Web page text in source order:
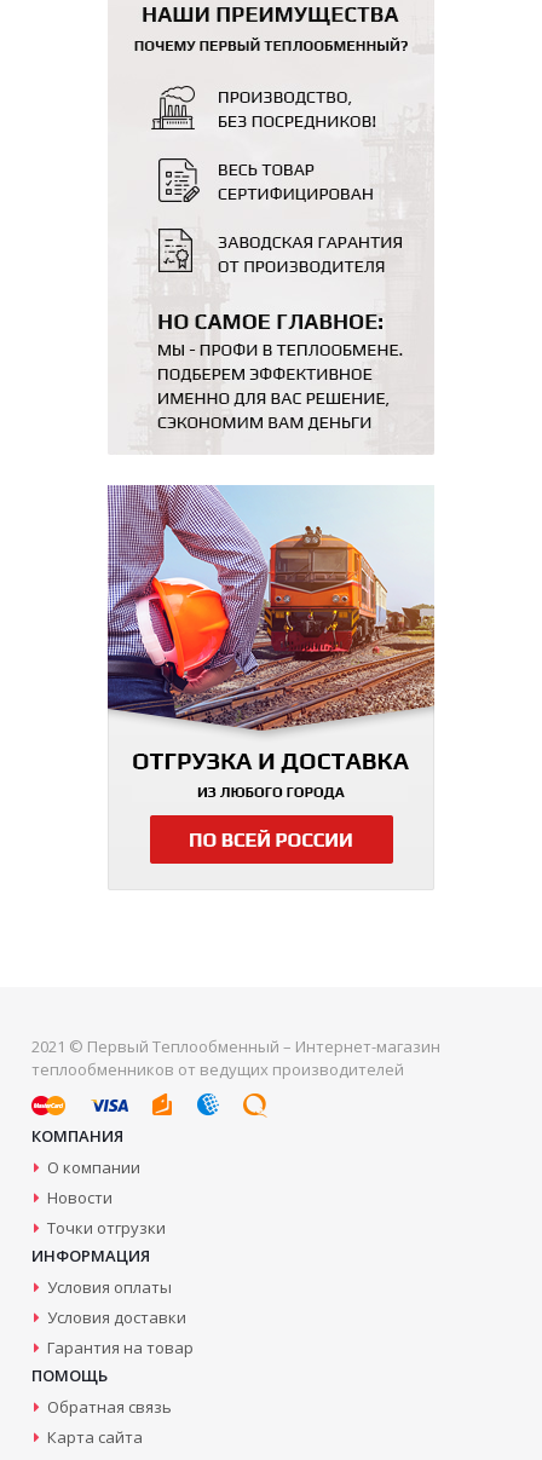
2021 © Первый Теплообменный – Интернет-магазин
теплообменников от ведущих производителей
КОМПАНИЯ
О компании
Новости
Точки отгрузки
ИНФОРМАЦИЯ
Условия оплаты
Условия доставки
Гарантия на товар
ПОМОЩЬ
Обратная связь
Карта сайта